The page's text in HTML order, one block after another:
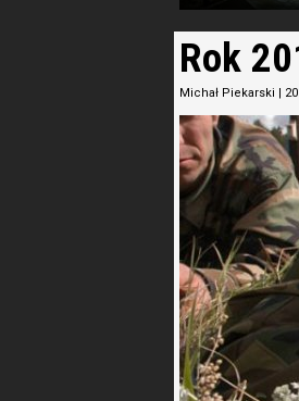
Rok
Michał Piekarski |